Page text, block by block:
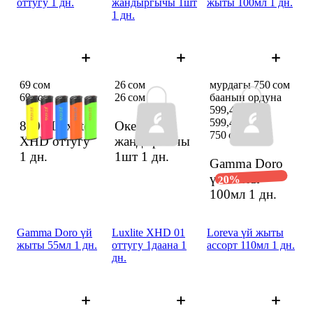
оттугу 1 дн.
8500 Luxlite
XHD оттугу
1 дн.
69 сом
69 сом
жандыргычы 1шт
1 дн.
Окей от
жандыргычы
1шт 1 дн.
26 сом
26 сом
жыты 100мл 1 дн.
Gamma Doro
үй жыты
100мл 1 дн.
мурдагы 750 сом
баанын ордуна
599,47 сом
599,47 сом
750 сом
20%
Gamma Doro үй
жыты 55мл 1 дн.
Luxlite XHD 01
оттугу 1даана 1
дн.
Loreva үй жыты
ассорт 110мл 1 дн.